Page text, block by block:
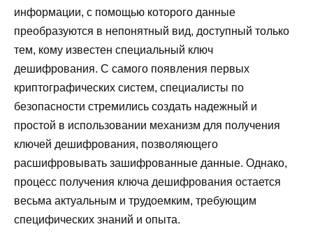
информации, с помощью которого данные
преобразуются в непонятный вид, доступный только
тем, кому известен специальный ключ
дешифрования. С самого появления первых
криптографических систем, специалисты по
безопасности стремились создать надежный и
простой в использовании механизм для получения
ключей дешифрования, позволяющего
расшифровывать зашифрованные данные. Однако,
процесс получения ключа дешифрования остается
весьма актуальным и трудоемким, требующим
специфических знаний и опыта.